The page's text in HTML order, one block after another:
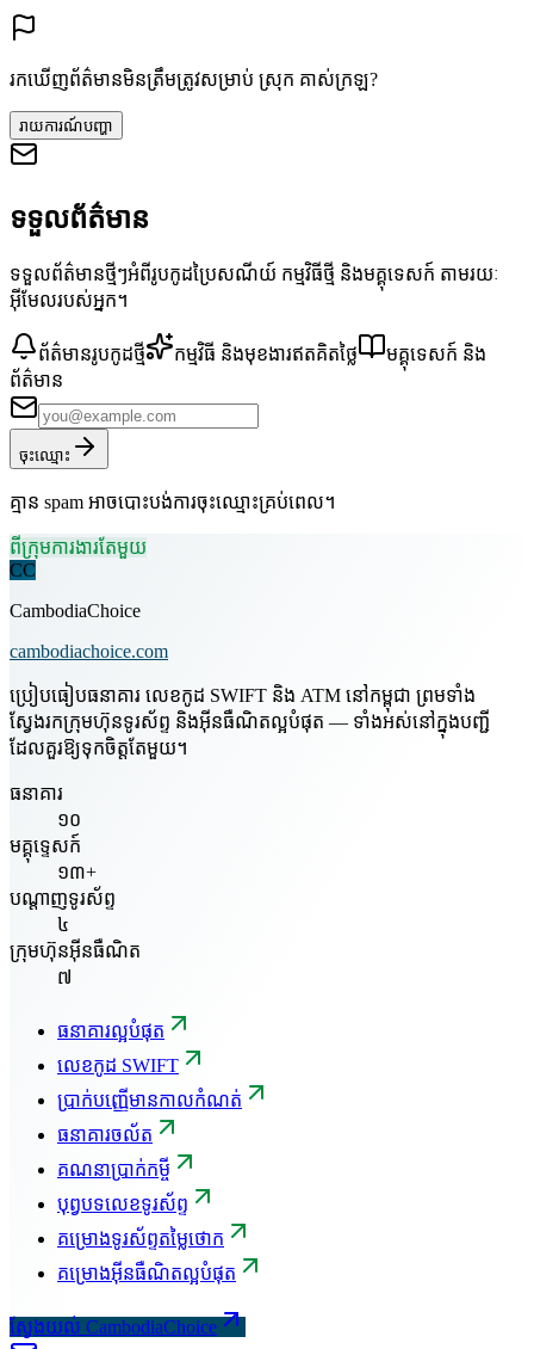
រកឃើញព័ត៌មានមិនត្រឹមត្រូវសម្រាប់ ស្រុក គាស់ក្រឡ?
រាយការណ៍បញ្ហា
ទទួលព័ត៌មាន
ទទួលព័ត៌មានថ្មីៗអំពីរូបកូដប្រៃសណីយ៍ កម្មវិធីថ្មី និងមគ្គុទេសក៍ តាមរយៈ
អ៊ីមែលរបស់អ្នក។
ព័ត៌មានរូបកូដថ្មី កម្មវិធី និងមុខងារឥតគិតថ្លៃ
មគ្គុទេសក៍ និង
ព័ត៌មាន
ចុះឈ្មោះ
គ្មាន spam អាចបោះបង់ការចុះឈ្មោះគ្រប់ពេល។
ពីក្រុមការងារតែមួយ
CC
CambodiaChoice
cambodiachoice.com
ប្រៀបធៀបធនាគារ លេខកូដ SWIFT និង ATM នៅកម្ពុជា ព្រមទាំង
ស្វែងរកក្រុមហ៊ុនទូរស័ព្ទ និងអ៊ីនធឺណិតល្អបំផុត — ទាំងអស់នៅក្នុងបញ្ជី
ដែលគួរឱ្យទុកចិត្តតែមួយ។
ធនាគារ
១០
មគ្គុទ្ទេសក៍
១៣+
បណ្តាញទូរស័ព្ទ
៤
ក្រុមហ៊ុនអ៊ីនធឺណិត
៧
ធនាគារល្អបំផុត
លេខកូដ SWIFT
ប្រាក់បញ្ញើមានកាលកំណត់
ធនាគារចល័ត
គណនាប្រាក់កម្ចី
បុព្វបទលេខទូរស័ព្ទ
គម្រោងទូរស័ព្ទតម្លៃថោក
គម្រោងអ៊ីនធឺណិតល្អបំផុត
ស្វែងយល់ CambodiaChoice